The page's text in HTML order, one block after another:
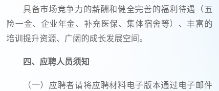
具备市场竞争力的薪酬和健全完善的福利待遇（五
险一金、企业年金、补充医保、集体宿舍等）、丰富的
培训提升资源、广阔的成长发展空间。
四、 应聘人员须知
（一）应聘者请将应聘材料电子版本通过电子邮件